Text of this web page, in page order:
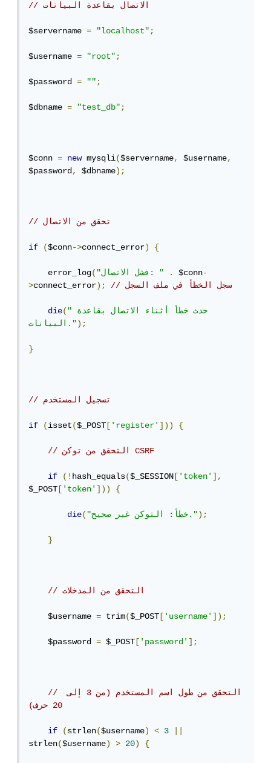
// الاتصال بقاعدة البيانات
$servername = "localhost";
$username = "root";
$password = "";
$dbname = "test_db";
$conn = new mysqli($servername, $username,
$password, $dbname);
// تحقق من الاتصال
if ($conn->connect_error) {
error_log( "فشل الاتصال: " . $conn-
>connect_error); // سجل الخطأ في ملف السجل
die("حدث خطأ أثناء الاتصال بقاعدة
البيانات.");
}
// تسجيل المستخدم
if (isset($_POST ['register'])) {
// التحقق من توكن CSRF
if (!hash_equals($_SESSION ['token'],
$_POST ['token'])) {
die( "خطأ: التوكن غير صحيح.");
}
// التحقق من المدخلات
$username = trim($_POST ['username']);
$password = $_POST ['password'];
// التحقق من طول اسم المستخدم (من 3 إلى
20 حرف)
if (strlen($username) < 3
strlen($username) > 20) {